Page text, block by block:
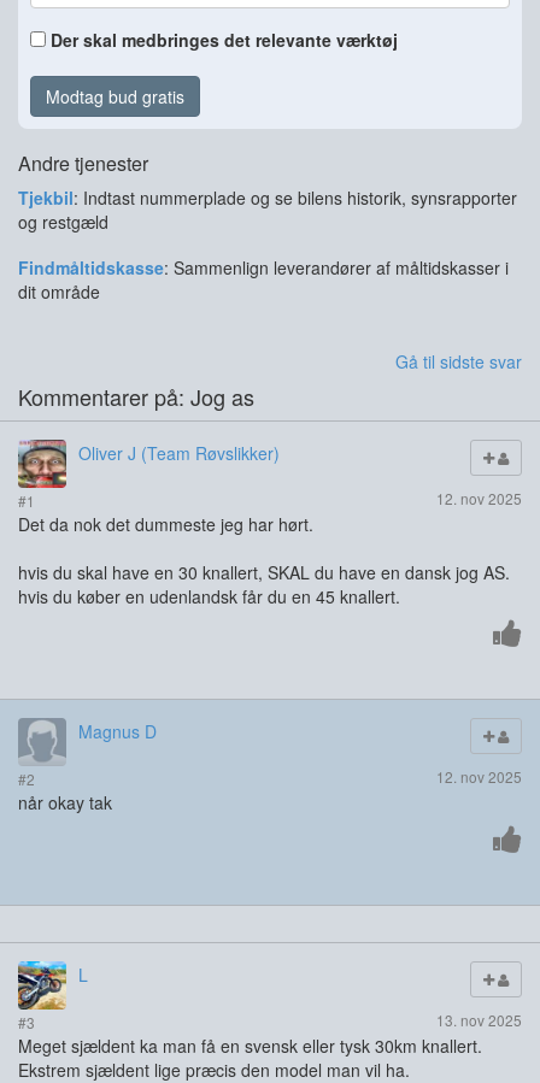
Der skal medbringes det relevante værktøj
Modtag bud gratis
Andre tjenester
Tjekbil: Indtast nummerplade og se bilens historik, synsrapporter
og restgæld
Findmåltidskasse: Sammenlign leverandører af måltidskasser i
dit område
Gå til sidste svar
Kommentarer på: Jog as
Oliver J (Team Røvslikker)
#1 12. nov 2025
Det da nok det dummeste jeg har hørt.
hvis du skal have en 30 knallert, SKAL du have en dansk jog AS.
hvis du køber en udenlandsk får du en 45 knallert.
Magnus D
#2 12. nov 2025
når okay tak
L
#3 13. nov 2025
Meget sjældent ka man få en svensk eller tysk 30km knallert.
Ekstrem sjældent lige præcis den model man vil ha.